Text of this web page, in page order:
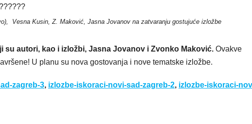
Vesna Kusin, Z. Maković, Jasna Jovanov na zatvaranju gostujuće izložbe
su autori, kao i izložbi, Jasna Jovanov i Zvonko Maković. Ovakve
U planu su nova gostovanja i nove tematske izložbe.
zagreb-3, izlozbe-iskoraci-novi-sad-zagreb-2, izlozbe-iskoraci-